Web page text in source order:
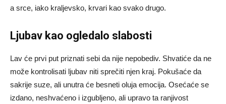
a srce, iako kraljevsko, krvari kao svako drugo.
Ljubav kao ogledalo slabosti
Lav će prvi put priznati sebi da nije nepobediv. Shvatiće da ne
može kontrolisati ljubav niti sprečiti njen kraj. Pokušaće da
sakrije suze, ali unutra će besneti oluja emocija. Osećaće se
izdano, neshvaćeno i izgubljeno, ali upravo ta ranjivost